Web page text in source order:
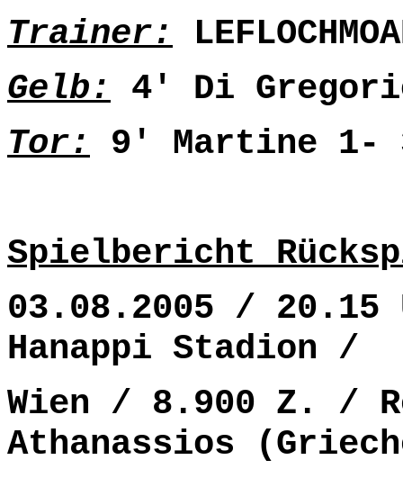
Trainer:
Gelb: 4' Di
Tor: 9' Martine 1-
Spielbericht
03.08.2005 / 20.15
Hanappi Stadion /
Wien / 8.900 Z. /
Athanassios